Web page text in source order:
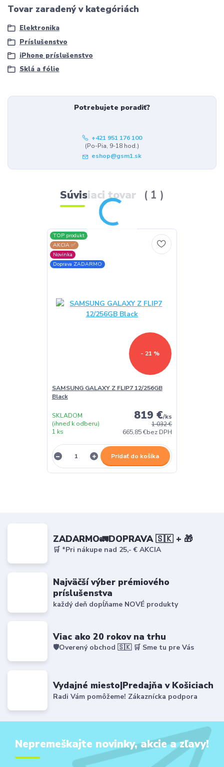
Tovar zaradený v kategóriách
Elektronika
Príslušenstvo
iPhone príslušenstvo
Sklá a fólie
Potrebujete poradiť?
+421 951 176 100
(Po-Pia, 9-18 hod.)
eshop@gsm1.sk
Súvisiaci tovar 1
TOP produkt
AKCIA ✅
Novinka
Doprava ZADARMO
- 21 %
SAMSUNG GALAXY Z FLIP7 12/256GB
Black
1 032 €
819 €/ks
665,85 €bez DPH
SKLADOM
(ihneď k odberu)
1 ks
Pridať do košíka
ZADARMO🚛DOPRAVA 🇸🇰 + 🎁
🛒 *Pri nákupe nad 25,- € AKCIA
Najväčší výber prémiového
príslušenstva
každý deň dopĺňame NOVÉ produkty
Viac ako 20 rokov na trhu
🛡️Overený obchod 🇸🇰 🛒 Sme tu pre Vás
Vydajné miesto|Predajňa v Košiciach
Radi Vám pomôžeme! Zákaznícka podpora
Nepremeškajte novinky, akcie a zľavy!